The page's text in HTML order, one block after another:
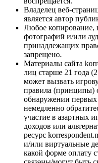
Владелец веб-
является автор
Любое копирование,
фотографий и/или
принадлежащих
запрещено.
Материалы сайта
лиц старше 21 года
может вызвать
правила (принципы)
обнаружении первых
немедленно
участие в азартных
доходов или
ресурс
и/или виртуальные
какой форме оплату